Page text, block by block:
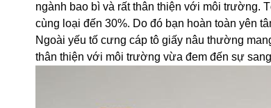
ngành bao bì và rất thân thiện với môi trường.
cùng loại đến 30%. Do đó bạn hoàn toàn yên
Ngoài yếu tố cưng cáp tô giấy nâu thường
thân thiện với môi trường vừa đem đến sự